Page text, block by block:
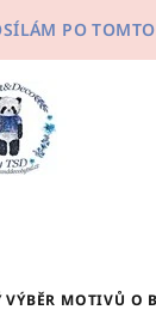
PO
VÝBĚR MOTIVŮ O